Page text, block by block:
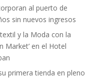
al puerto de
sin nuevos ingresos
y la Moda con la
Market’ en el Hotel
primera tienda en pleno